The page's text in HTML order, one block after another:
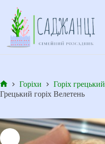
вмісту
Головна
Горіхи
Горіх грецький
Грецький горіх Велетень